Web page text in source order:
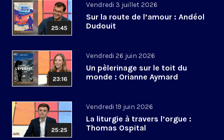
25:45
Vendredi 3 juillet 2026
Sur la route de l’amour : Andéol
Dudouit
23:16
Vendredi 26 juin 2026
Un pèlerinage sur le toit du
monde : Orianne Aymard
25:25
Vendredi 19 juin 2026
La liturgie à travers l’orgue :
Thomas Ospital